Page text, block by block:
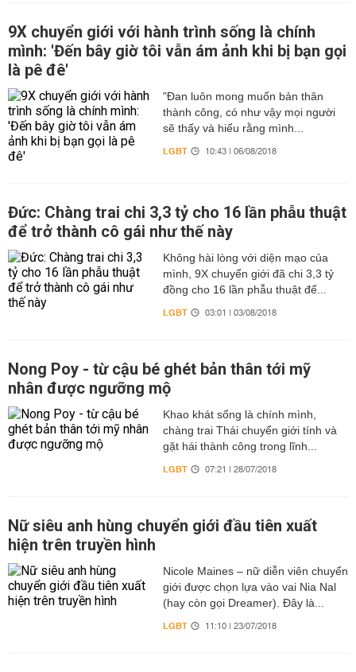
9X chuyển giới với hành trình sống là chính
mình: 'Đến bây giờ tôi vẫn ám ảnh khi bị bạn gọi
là pê đê'
"Đan luôn mong muốn bản thân
thành công, có như vậy mọi người
sẽ thấy và hiểu rằng mình...
LGBT 10:43 | 06/08/2018
Đức: Chàng trai chi 3,3 tỷ cho 16 lần phẫu thuật
để trở thành cô gái như thế này
Không hài lòng với diện mạo của
mình, 9X chuyển giới đã chi 3,3 tỷ
đồng cho 16 lần phẫu thuật để...
LGBT 03:01 | 03/08/2018
Nong Poy - từ cậu bé ghét bản thân tới mỹ
nhân được ngưỡng mộ
Khao khát sống là chính mình,
chàng trai Thái chuyển giới tính và
gặt hái thành công trong lĩnh...
LGBT 07:21 | 28/07/2018
Nữ siêu anh hùng chuyển giới đầu tiên xuất
hiện trên truyền hình
Nicole Maines – nữ diễn viên chuyển
giới được chọn lựa vào vai Nia Nal
(hay còn gọi Dreamer). Đây là...
LGBT 11:10 | 23/07/2018